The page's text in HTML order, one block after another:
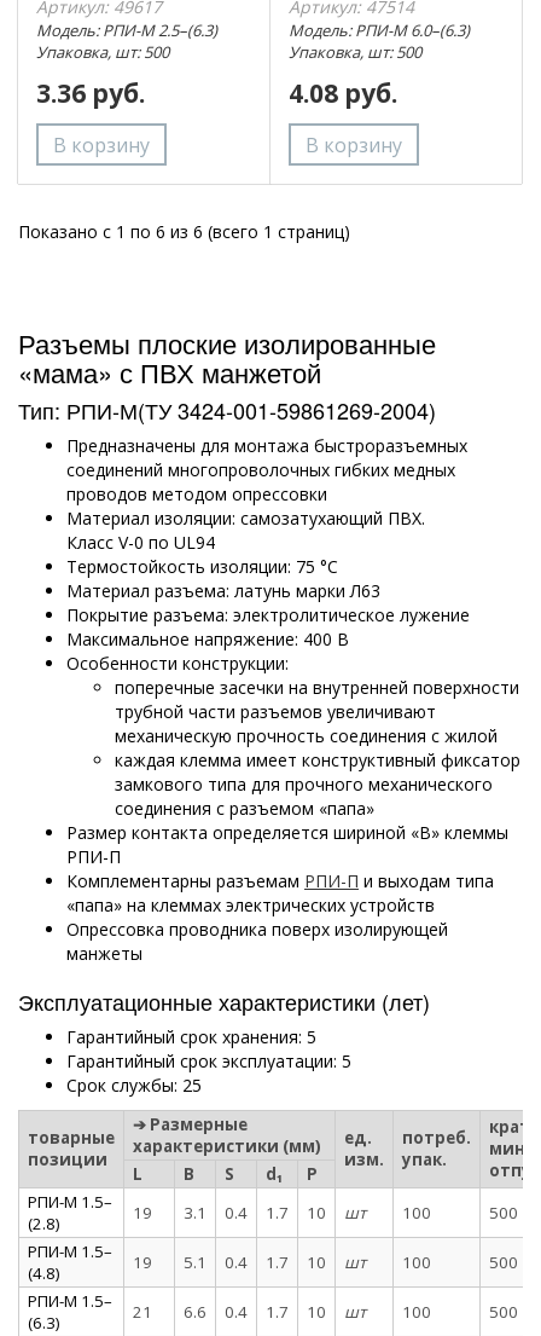
Артикул: 49617
Модель: РПИ-М 2.5–(6.3)
Упаковка, шт: 500
3.36 руб.
Артикул: 47514
Модель: РПИ-М 6.0–(6.3)
Упаковка, шт: 500
4.08 руб.
Показано с 1 по 6 из 6 (всего 1 страниц)
Разъемы плоские изолированные
«мама» с ПВХ манжетой
Тип: РПИ-М(ТУ 3424-001-59861269-2004)
Предназначены для монтажа быстроразъемных
соединений многопроволочных гибких медных
проводов методом опрессовки
Материал изоляции: самозатухающий ПВХ.
Класс V-0 по UL94
Термостойкость изоляции: 75 °C
Материал разъема: латунь марки Л63
Покрытие разъема: электролитическое лужение
Максимальное напряжение: 400 В
Особенности конструкции:
поперечные засечки на внутренней поверхности
трубной части разъемов увеличивают
механическую прочность соединения с жилой
каждая клемма имеет конструктивный фиксатор
замкового типа для прочного механического
соединения с разъемом «папа»
Размер контакта определяется шириной «В» клеммы
РПИ-П
Комплементарны разъемам РПИ-П и выходам типа
«папа» на клеммах электрических устройств
Опрессовка проводника поверх изолирующей
манжеты
Эксплуатационные характеристики (лет)
Гарантийный срок хранения: 5
Гарантийный срок эксплуатации: 5
Срок службы: 25
товарные
позиции
➔ Размерные
характеристики (мм)
ед.
изм.
потреб.
упак.
мин.
L B S d₁
P
РПИ-М 1.5–
(2.8)
19 3.1 0.4 1.7 10 шт 100
500
РПИ-М 1.5–
(4.8)
19 5.1 0.4 1.7 10 шт 100
500
РПИ-М 1.5–
(6.3)
21 6.6 0.4 1.7 10 шт 100
500